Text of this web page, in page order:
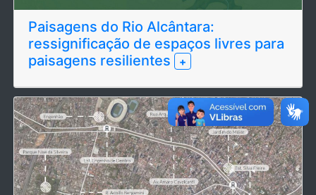
Paisagens do Rio Alcântara:
ressignificação de espaços livres para
paisagens resilientes
+